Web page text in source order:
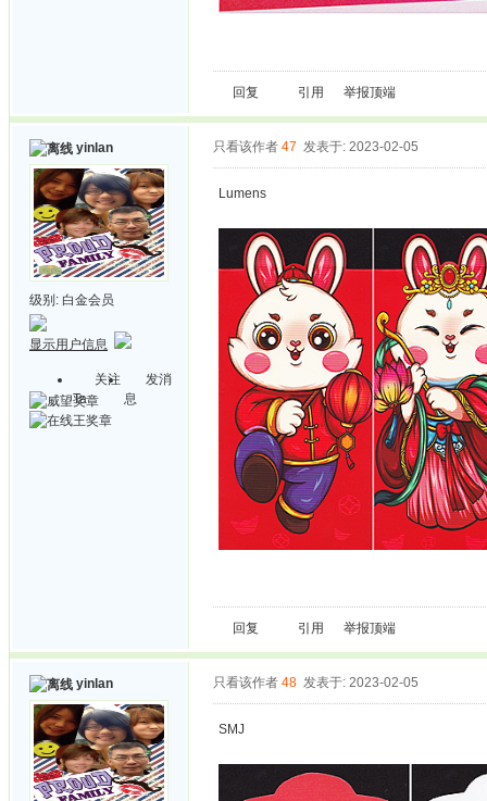
回复 引用 举报顶端
yinlan
级别: 白金会员
显示用户信息
关注
Ta
发消
息
只看该作者 47 发表于: 2023-02-05
Lumens
回复 引用 举报顶端
yinlan 只看该作者 48 发表于: 2023-02-05
SMJ